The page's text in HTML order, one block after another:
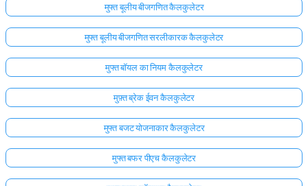
मुफ्त बूलीय बीजगणित कैलकुलेटर
मुफ्त बूलीय बीजगणित सरलीकारक कैलकुलेटर
मुफ्त बॉयल का नियम कैलकुलेटर
मुफ़्त ब्रेक ईवन कैलकुलेटर
मुफ्त बजट योजनाकार कैलकुलेटर
मुफ्त बफर पीएच कैलकुलेटर